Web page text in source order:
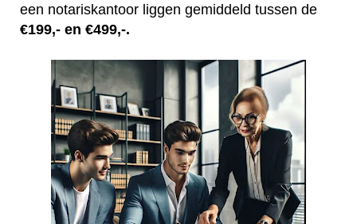
een notariskantoor liggen gemiddeld tussen de
€199,- en €499,-.